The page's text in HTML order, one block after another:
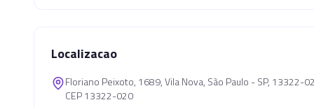
Localizacao
Floriano Peixoto, 1689, Vila Nova, São Paulo - SP, 13322-
CEP 13322-020